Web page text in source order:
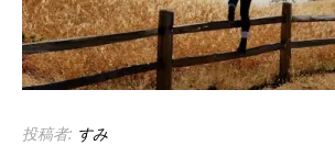
投稿者: すみ